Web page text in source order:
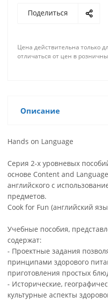
Поделиться
Цена действительна только
отличаться от цен в
Описание
Hands on Language
Серия 2-х уровневых
основе Content and
английского с
предметов.
Cook for Fun (английский
Учебные пособия,
содержат:
- Проектные задания
принципами здорового
приготовления простых
- Исторические,
культурные аспекты